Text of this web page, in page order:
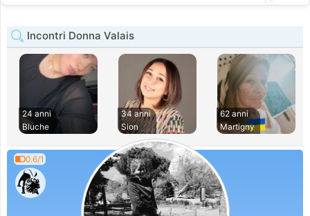
💕
Incontri Donna Valais
24 anni
Bluche
34 anni
Sion
62 anni
Martigny
0.6/1